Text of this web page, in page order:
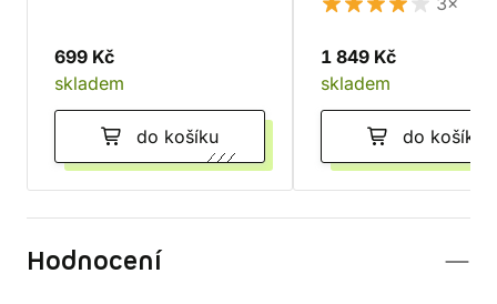
699 Kč
skladem
do košíku
1 849 Kč
skladem
do košíku
Hodnocení